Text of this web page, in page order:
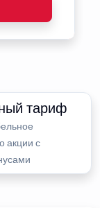
тариф
акции с